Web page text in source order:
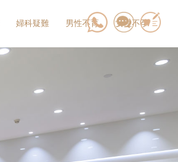
婦科疑難 男性不育 女性不孕